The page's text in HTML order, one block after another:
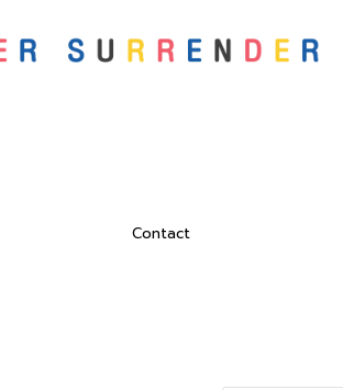
Contact